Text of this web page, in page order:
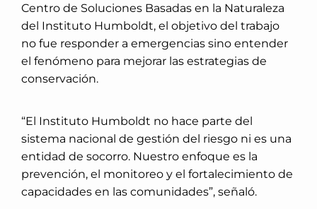
Centro de Soluciones Basadas en la Naturaleza
del Instituto Humboldt, el objetivo del trabajo
no fue responder a emergencias sino entender
el fenómeno para mejorar las estrategias de
conservación.
“El Instituto Humboldt no hace parte del
sistema nacional de gestión del riesgo ni es una
entidad de socorro. Nuestro enfoque es la
prevención, el monitoreo y el fortalecimiento de
capacidades en las comunidades”, señaló.